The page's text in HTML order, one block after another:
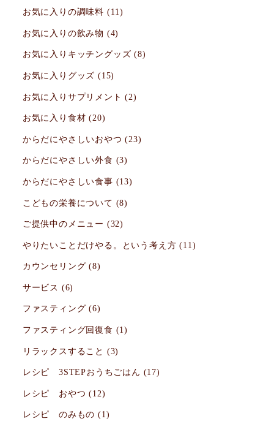
お気に入りの調味料 (11)
お気に入りの飲み物 (4)
お気に入りキッチングッズ (8)
お気に入りグッズ (15)
お気に入りサプリメント (2)
お気に入り食材 (20)
からだにやさしいおやつ (23)
からだにやさしい外食 (3)
からだにやさしい食事 (13)
こどもの栄養について (8)
ご提供中のメニュー (32)
やりたいことだけやる。という考え方 (11)
カウンセリング (8)
サービス (6)
ファスティング (6)
ファスティング回復食 (1)
リラックスすること (3)
レシピ 3STEPおうちごはん (17)
レシピ おやつ (12)
レシピ のみもの (1)